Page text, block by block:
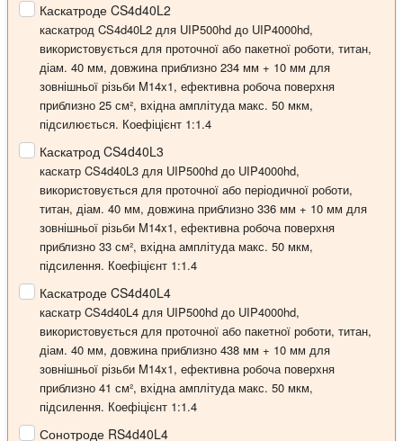
Каскатроде CS4d40L2
каскатрод CS4d40L2 для UIP500hd до UIP4000hd,
використовується для проточної або пакетної роботи, титан,
діам. 40 мм, довжина приблизно 234 мм + 10 мм для
зовнішньої різьби M14x1, ефективна робоча поверхня
приблизно 25 см², вхідна амплітуда макс. 50 мкм,
підсилюється. Коефіцієнт 1:1.4
Каскатрод CS4d40L3
каскатр CS4d40L3 для UIP500hd до UIP4000hd,
використовується для проточної або періодичної роботи,
титан, діам. 40 мм, довжина приблизно 336 мм + 10 мм для
зовнішньої різьби M14x1, ефективна робоча поверхня
приблизно 33 см², вхідна амплітуда макс. 50 мкм,
підсилення. Коефіцієнт 1:1.4
Каскатроде CS4d40L4
каскатр CS4d40L4 для UIP500hd до UIP4000hd,
використовується для проточної або пакетної роботи, титан,
діам. 40 мм, довжина приблизно 438 мм + 10 мм для
зовнішньої різьби M14x1, ефективна робоча поверхня
приблизно 41 см², вхідна амплітуда макс. 50 мкм,
підсилення. Коефіцієнт 1:1.4
Сонотроде RS4d40L4